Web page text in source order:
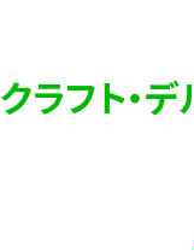
クラフト・